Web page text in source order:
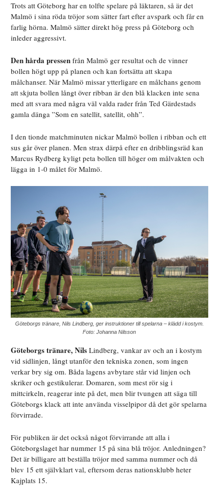
Trots att Göteborg har en tolfte spelare på läktaren, så är det
Malmö i sina röda tröjor som sätter fart efter avspark och får en
farlig hörna. Malmö sätter direkt hög press på Göteborg och
inleder aggressivt.
Den hårda pressen från Malmö ger resultat och de vinner
bollen högt upp på planen och kan fortsätta att skapa
målchanser. När Malmö missar ytterligare en målchans genom
att skjuta bollen långt över ribban är den blå klacken inte sena
med att svara med några väl valda rader från Ted Gärdestads
gamla dänga ”Som en satellit, satellit, ohh”.
I den tionde matchminuten nickar Malmö bollen i ribban och ett
sus går över planen. Men strax därpå efter en dribblingsräd kan
Marcus Rydberg kyligt peta bollen till höger om målvakten och
lägga in 1-0 målet för Malmö.
Göteborgs tränare, Nils Lindberg, ger instruktioner till spelarna – klädd i kostym.
Foto: Johanna Nilsson
Göteborgs tränare, Nils Lindberg, vankar av och an i kostym
vid sidlinjen, långt utanför den tekniska zonen, som ingen
verkar bry sig om. Båda lagens avbytare står vid linjen och
skriker och gestikulerar. Domaren, som mest rör sig i
mittcirkeln, reagerar inte på det, men blir tvungen att säga till
Göteborgs klack att inte använda visselpipor då det gör spelarna
förvirrade.
För publiken är det också något förvirrande att alla i
Göteborgslaget har nummer 15 på sina blå tröjor. Anledningen?
Det är billigare att beställa tröjor med samma nummer och då
blev 15 ett självklart val, eftersom deras nationsklubb heter
Kajplats 15.